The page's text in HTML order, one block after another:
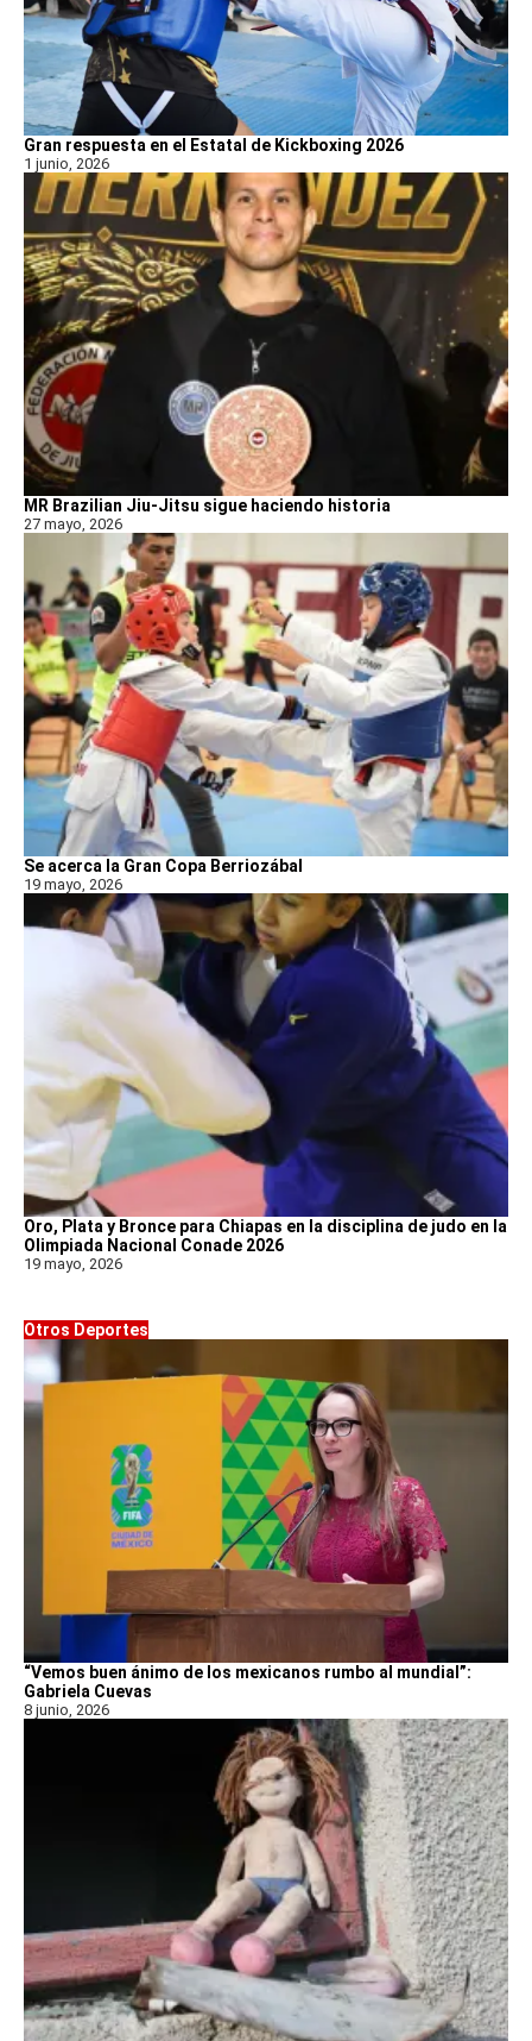
Gran respuesta en el Estatal de Kickboxing 2026
1 junio, 2026
MR Brazilian Jiu-Jitsu sigue haciendo historia
27 mayo, 2026
Se acerca la Gran Copa Berriozábal
19 mayo, 2026
Oro, Plata y Bronce para Chiapas en la disciplina de judo en la
Olimpiada Nacional Conade 2026
19 mayo, 2026
Otros Deportes
“Vemos buen ánimo de los mexicanos rumbo al mundial”:
Gabriela Cuevas
8 junio, 2026